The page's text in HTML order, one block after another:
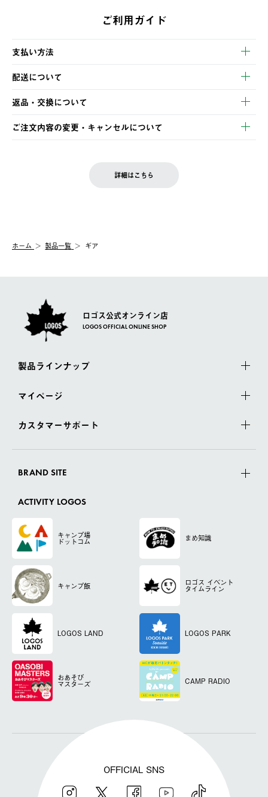
ご利用ガイド
支払い方法
以下のいずれかの方法でお支払いいただけます。
・クレジットカード決済
・コンビニ決済
・Pay-easy決済
配送について
【発送スケジュール】
ご注文・ご入金完了より2営業日以内に商品を発送いたします。
土日祝の発送はございませんので、木曜日以降のご注文は週明け
の発送となる場合がございます。
【配送業者】
佐川急便にて配送されます。
返品・交換について
※お客様都合の場合
お客様都合の返品にかかる送料は、お客様ご負担とさせていただ
一度お手元の商品を返品いただき、ご希望商品を再注文してくだ
ご注文内容の変更・キャンセルについて
LOGOS FAMILY会員の方は、会員マイページ内 購入履歴画面に
詳細はこちら
ホーム 製品一覧 ギア
ロゴス公式オンライン店
LOGOS OFFICIAL ONLINE SHOP
製品ラインナップ
マイページ
カスタマーサポート
BRAND SITE
ACTIVITY LOGOS
キャンプ場
ドットコム まめ知識
キャンプ飯 ロゴス イベント
タイムライン
LOGOS LAND LOGOS PARK
おあそび
マスターズ CAMP RADIO
OFFICIAL SNS